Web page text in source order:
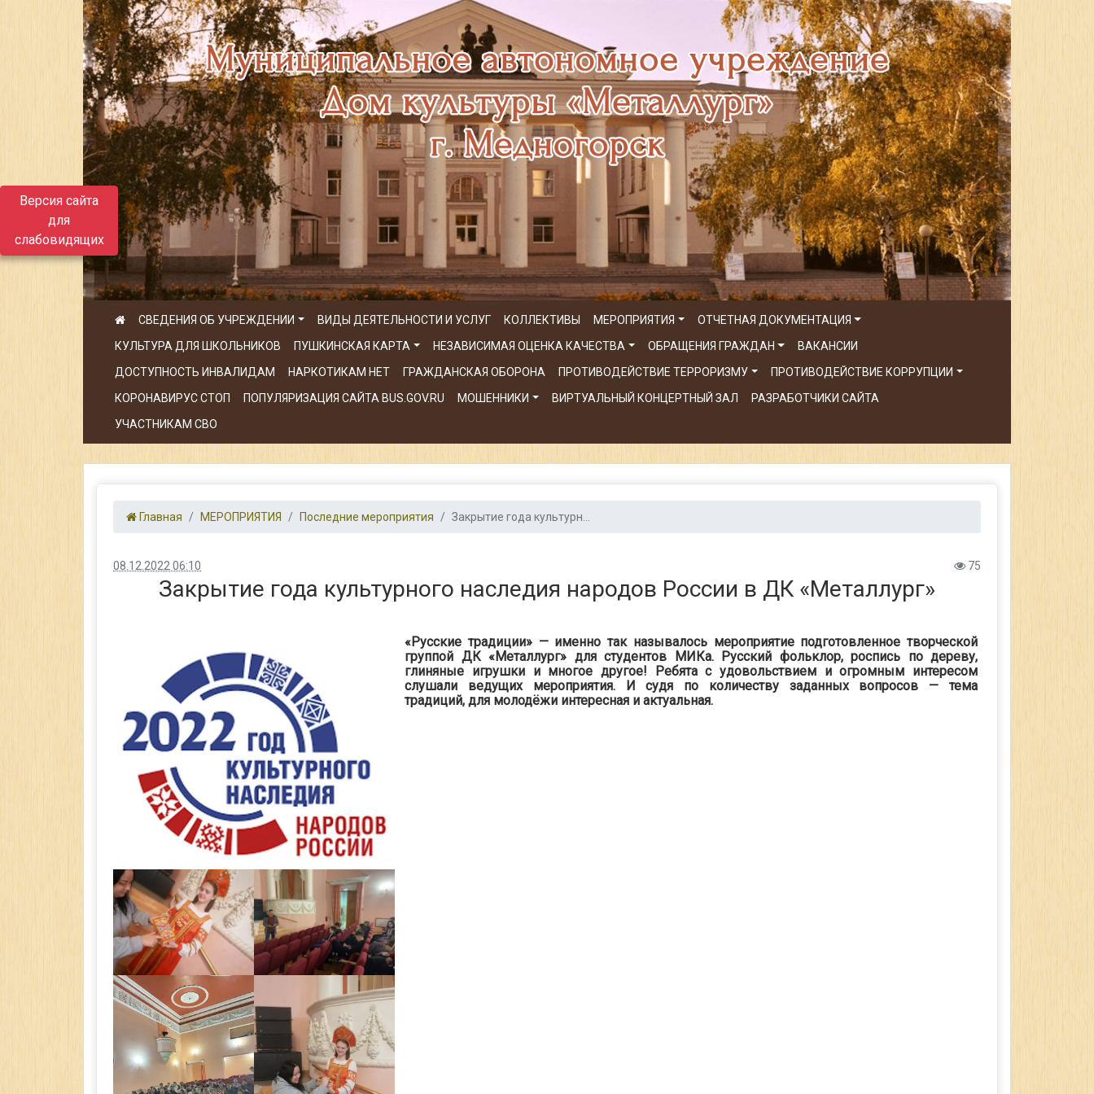
Версия сайта
для
слабовидящих
СВЕДЕНИЯ ОБ УЧРЕЖДЕНИИ ВИДЫ ДЕЯТЕЛЬНОСТИ И УСЛУГ КОЛЛЕКТИВЫ МЕРОПРИЯТИЯ
ОТЧЕТНАЯ ДОКУМЕНТАЦИЯ
КУЛЬТУРА ДЛЯ ШКОЛЬНИКОВ
ПУШКИНСКАЯ КАРТА НЕЗАВИСИМАЯ ОЦЕНКА КАЧЕСТВА ОБРАЩЕНИЯ ГРАЖДАН
ВАКАНСИИ
ДОСТУПНОСТЬ ИНВАЛИДАМ
НАРКОТИКАМ НЕТ ГРАЖДАНСКАЯ ОБОРОНА ПРОТИВОДЕЙСТВИЕ ТЕРРОРИЗМУ
ПРОТИВОДЕЙСТВИЕ КОРРУПЦИИ
КОРОНАВИРУС СТОП
ПОПУЛЯРИЗАЦИЯ САЙТА BUS.GOV.RU МОШЕННИКИ ВИРТУАЛЬНЫЙ КОНЦЕРТНЫЙ ЗАЛ
РАЗРАБОТЧИКИ САЙТА
УЧАСТНИКАМ СВО
Главная МЕРОПРИЯТИЯ Последние мероприятия Закрытие года культурн...
08.12.2022 06:10 75
Закрытие года культурного наследия народов России в ДК «Металлург»
«Русские традиции» — именно так называлось мероприятие подготовленное творческой
группой ДК «Металлург» для студентов МИКа. Русский фольклор, роспись по дереву,
глиняные игрушки и многое другое! Ребята с удовольствием и огромным интересом
слушали ведущих мероприятия. И судя по количеству заданных вопросов — тема
традиций, для молодёжи интересная и актуальная.